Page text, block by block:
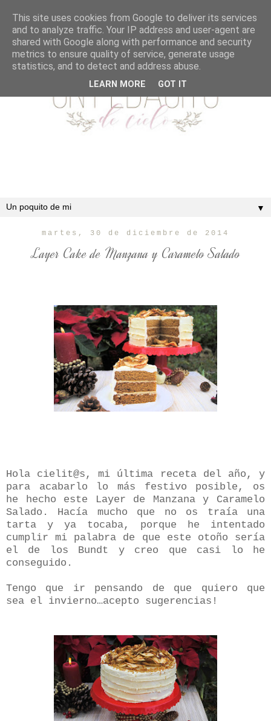
▼
martes, 30 de diciembre de 2014
Layer Cake de Manzana y Caramelo Salado
Hola cielit@s, mi última receta del año, y
para acabarlo lo más festivo posible, os
he hecho este Layer de Manzana y Caramelo
Salado. Hacía mucho que no os traía una
tarta y ya tocaba, porque he intentado
cumplir mi palabra de que este otoño sería
el de los Bundt y creo que casi lo he
conseguido.
Tengo que ir pensando de que quiero que
sea el invierno…acepto sugerencias!
This site uses cookies from Google to deliver its services
and to analyze traffic. Your IP address and user-agent are
shared with Google along with performance and security
metrics to ensure quality of service, generate usage
statistics, and to detect and address abuse.
LEARN MORE GOT IT